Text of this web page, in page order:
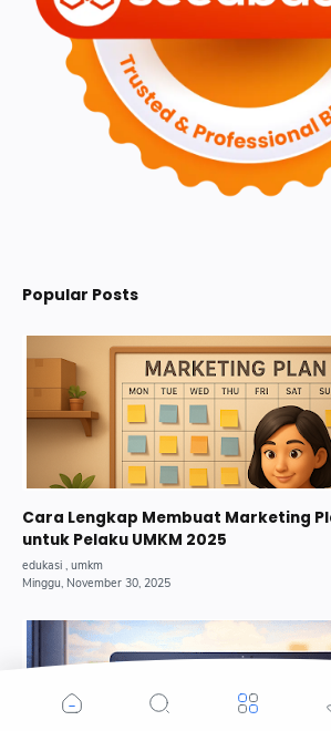
Popular Posts
Cara Lengkap Membuat Marketing
untuk Pelaku UMKM 2025